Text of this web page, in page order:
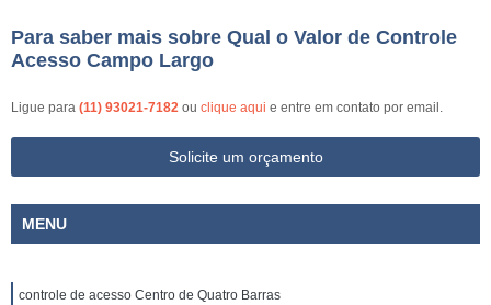
Para saber mais sobre Qual o Valor de Controle
Acesso Campo Largo
Ligue para (11) 93021-7182 ou clique aqui e entre em contato por email.
Solicite um orçamento
MENU
controle de acesso Centro de Quatro Barras